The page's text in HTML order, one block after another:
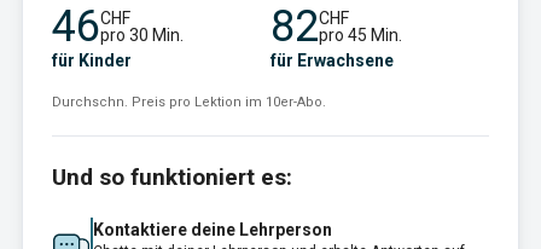
46CHF
pro 30 Min.
für Kinder
82CHF
pro 45 Min.
für Erwachsene
Durchschn. Preis pro Lektion im 10er-Abo.
Und so funktioniert es:
Kontaktiere deine Lehrperson